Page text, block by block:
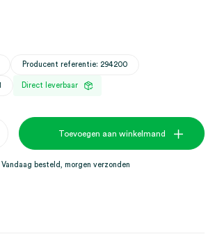
Producent referentie: 294200
Direct leverbaar
Toevoegen aan winkelmand
Vandaag besteld, morgen verzonden